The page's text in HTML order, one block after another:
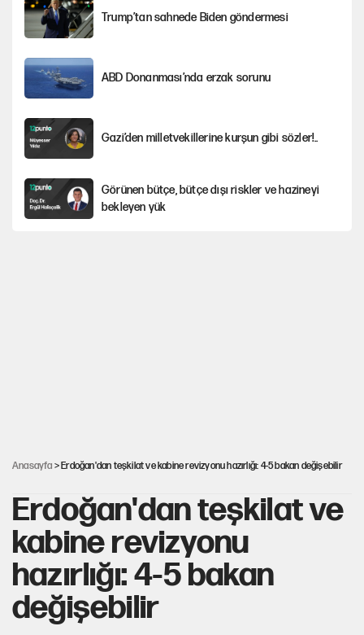
Trump’tan sahnede Biden göndermesi
ABD Donanması’nda erzak sorunu
Gazi’den milletvekillerine kurşun gibi sözler!..
Görünen bütçe, bütçe dışı riskler ve hazineyi
bekleyen yük
Anasayfa > Erdoğan'dan teşkilat ve kabine revizyonu hazırlığı: 4-5 bakan değişebilir
Erdoğan'dan teşkilat ve
kabine revizyonu
hazırlığı: 4-5 bakan
değişebilir